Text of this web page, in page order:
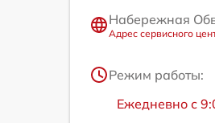
Набережная
Адрес сервисного
Режим работы:
Ежедневно с